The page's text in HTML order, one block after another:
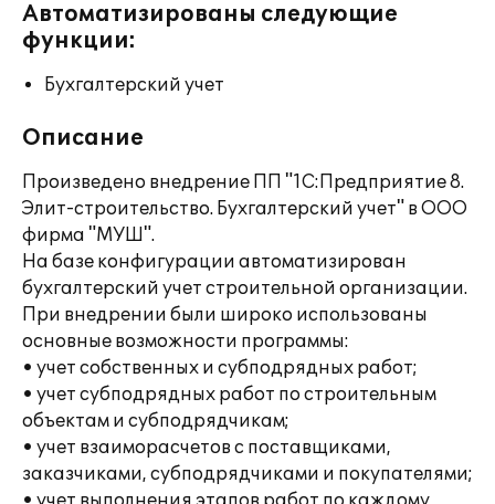
Автоматизированы следующие
функции:
Бухгалтерский учет
Описание
Произведено внедрение ПП "1С:Предприятие 8.
Элит-строительство. Бухгалтерский учет" в ООО
фирма "МУШ".
На базе конфигурации автоматизирован
бухгалтерский учет строительной организации.
При внедрении были широко использованы
основные возможности программы:
• учет собственных и субподрядных работ;
• учет субподрядных работ по строительным
объектам и субподрядчикам;
• учет взаиморасчетов с поставщиками,
заказчиками, субподрядчиками и покупателями;